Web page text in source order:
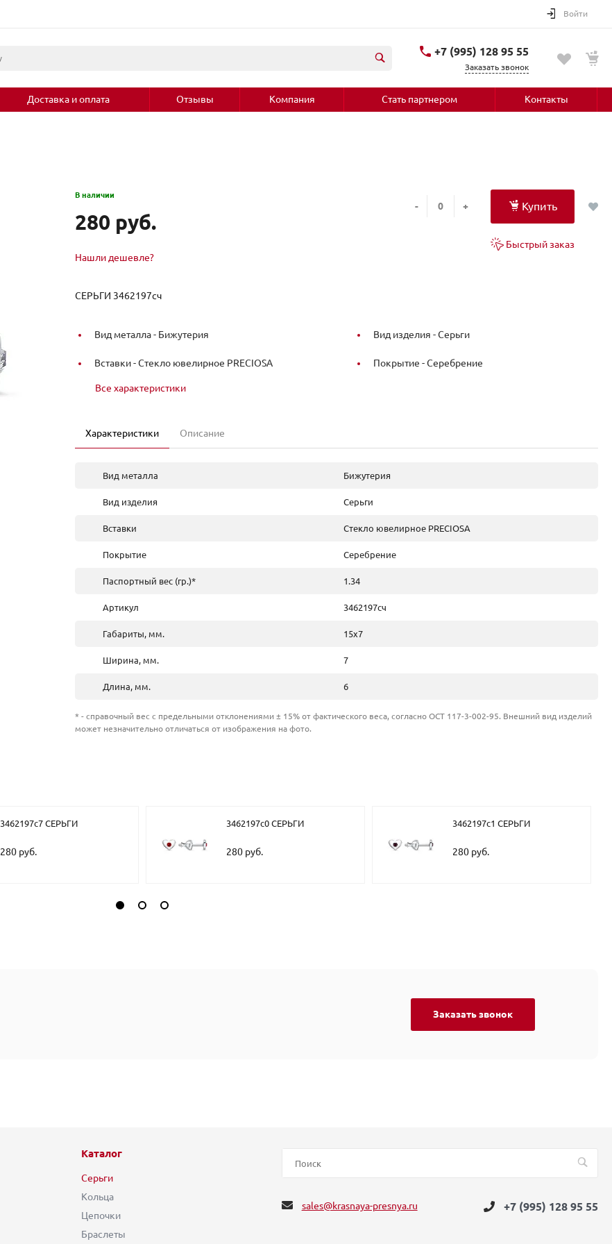
Войти
+7 (995) 128 95 55
Заказать звонок
Доставка и оплата Отзывы Компания Стать партнером Контакты
В наличии
280 руб.
Нашли дешевле?
- + Купить
Быстрый заказ
СЕРЬГИ 3462197сч
Вид металла - Бижутерия Вид изделия -Серьги
Вставки -Стекло ювелирное PRECIOSA Покрытие -Серебрение
Все характеристики
Характеристики Описание
Вид металла Бижутерия
Вид изделия Серьги
Вставки Стекло ювелирное PRECIOSA
Покрытие Серебрение
Паспортный вес (гр.)* 1.34
Артикул 3462197сч
Габариты, мм. 15х7
Ширина, мм. 7
Длина, мм. 6
* - справочный вес с предельными отклонениями ± 15% от фактического веса, согласно ОСТ 117-3-002-95. Внешний вид изделий
может незначительно отличаться от изображения на фото.
3462197с7 СЕРЬГИ
280 руб.
3462197с0 СЕРЬГИ
280 руб.
3462197с1 СЕРЬГИ
280 руб.
Заказать звонок
Каталог
Серьги
Кольца
Цепочки
Браслеты
sales@krasnaya-presnya.ru +7 (995) 128 95 55